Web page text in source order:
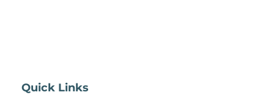
Quick Links